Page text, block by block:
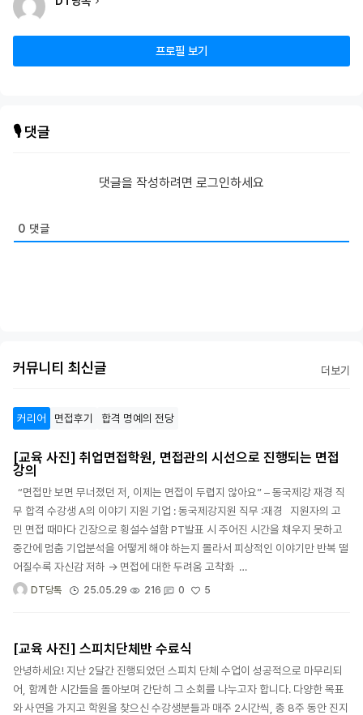
프로필 보기
🎙️ 댓글
댓글을 작성하려면 로그인하세요
0 댓글
커뮤니티 최신글 더보기
커리어 면접후기 합격 명예의 전당
[교육 사진] 취업면접학원, 면접관의 시선으로 진행되는 면접
강의
“면접만 보면 무너졌던 저, 이제는 면접이 두렵지 않아요” – 동국제강 재경 직
무 합격 수강생 A의 이야기 지원 기업 : 동국제강지원 직무 :재경 지원자의 고
민 면접 때마다 긴장으로 횡설수설함 PT발표 시 주어진 시간을 채우지 못하고
중간에 멈춤 기업분석을 어떻게 해야 하는지 몰라서 피상적인 이야기만 반복 떨
어질수록 자신감 저하 → 면접에 대한 두려움 고착화 …
DT당톡 25.05.29 216 0 5
[교육 사진] 스피치단체반 수료식
안녕하세요! 지난 2달간 진행되었던 스피치 단체 수업이 성공적으로 마무리되
어, 함께한 시간들을 돌아보며 간단히 그 소회를 나누고자 합니다. 다양한 목표
와 사연을 가지고 학원을 찾으신 수강생분들과 매주 2시간씩, 총 8주 동안 진지